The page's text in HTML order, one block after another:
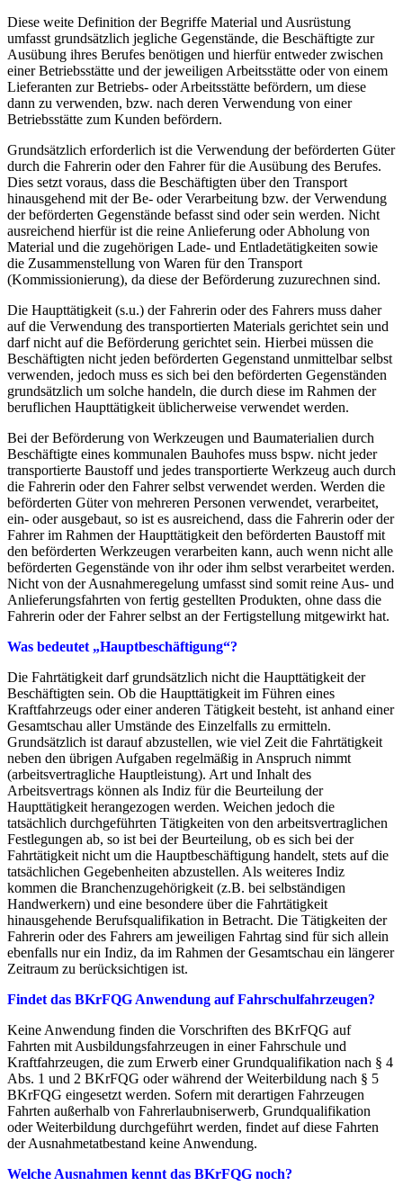
Diese weite Definition der Begriffe Material und Ausrüstung
umfasst grundsätzlich jegliche Gegenstände, die Beschäftigte zur
Ausübung ihres Berufes benötigen und hierfür entweder zwischen
einer Betriebsstätte und der jeweiligen Arbeitsstätte oder von einem
Lieferanten zur Betriebs- oder Arbeitsstätte befördern, um diese
dann zu verwenden, bzw. nach deren Verwendung von einer
Betriebsstätte zum Kunden befördern.
Grundsätzlich erforderlich ist die Verwendung der beförderten Güter
durch die Fahrerin oder den Fahrer für die Ausübung des Berufes.
Dies setzt voraus, dass die Beschäftigten über den Transport
hinausgehend mit der Be- oder Verarbeitung bzw. der Verwendung
der beförderten Gegenstände befasst sind oder sein werden. Nicht
ausreichend hierfür ist die reine Anlieferung oder Abholung von
Material und die zugehörigen Lade- und Entladetätigkeiten sowie
die Zusammenstellung von Waren für den Transport
(Kommissionierung), da diese der Beförderung zuzurechnen sind.
Die Haupttätigkeit (s.u.) der Fahrerin oder des Fahrers muss daher
auf die Verwendung des transportierten Materials gerichtet sein und
darf nicht auf die Beförderung gerichtet sein. Hierbei müssen die
Beschäftigten nicht jeden beförderten Gegenstand unmittelbar selbst
verwenden, jedoch muss es sich bei den beförderten Gegenständen
grundsätzlich um solche handeln, die durch diese im Rahmen der
beruflichen Haupttätigkeit üblicherweise verwendet werden.
Bei der Beförderung von Werkzeugen und Baumaterialien durch
Beschäftigte eines kommunalen Bauhofes muss bspw. nicht jeder
transportierte Baustoff und jedes transportierte Werkzeug auch durch
die Fahrerin oder den Fahrer selbst verwendet werden. Werden die
beförderten Güter von mehreren Personen verwendet, verarbeitet,
ein- oder ausgebaut, so ist es ausreichend, dass die Fahrerin oder der
Fahrer im Rahmen der Haupttätigkeit den beförderten Baustoff mit
den beförderten Werkzeugen verarbeiten kann, auch wenn nicht alle
beförderten Gegenstände von ihr oder ihm selbst verarbeitet werden.
Nicht von der Ausnahmeregelung umfasst sind somit reine Aus- und
Anlieferungsfahrten von fertig gestellten Produkten, ohne dass die
Fahrerin oder der Fahrer selbst an der Fertigstellung mitgewirkt hat.
Was bedeutet „Hauptbeschäftigung“?
Die Fahrtätigkeit darf grundsätzlich nicht die Haupttätigkeit der
Beschäftigten sein. Ob die Haupttätigkeit im Führen eines
Kraftfahrzeugs oder einer anderen Tätigkeit besteht, ist anhand einer
Gesamtschau aller Umstände des Einzelfalls zu ermitteln.
Grundsätzlich ist darauf abzustellen, wie viel Zeit die Fahrtätigkeit
neben den übrigen Aufgaben regelmäßig in Anspruch nimmt
(arbeitsvertragliche Hauptleistung). Art und Inhalt des
Arbeitsvertrags können als Indiz für die Beurteilung der
Haupttätigkeit herangezogen werden. Weichen jedoch die
tatsächlich durchgeführten Tätigkeiten von den arbeitsvertraglichen
Festlegungen ab, so ist bei der Beurteilung, ob es sich bei der
Fahrtätigkeit nicht um die Hauptbeschäftigung handelt, stets auf die
tatsächlichen Gegebenheiten abzustellen. Als weiteres Indiz
kommen die Branchenzugehörigkeit (z.B. bei selbständigen
Handwerkern) und eine besondere über die Fahrtätigkeit
hinausgehende Berufsqualifikation in Betracht. Die Tätigkeiten der
Fahrerin oder des Fahrers am jeweiligen Fahrtag sind für sich allein
ebenfalls nur ein Indiz, da im Rahmen der Gesamtschau ein längerer
Zeitraum zu berücksichtigen ist.
Findet das BKrFQG Anwendung auf Fahrschulfahrzeugen?
Keine Anwendung finden die Vorschriften des BKrFQG auf
Fahrten mit Ausbildungsfahrzeugen in einer Fahrschule und
Kraftfahrzeugen, die zum Erwerb einer Grundqualifikation nach § 4
Abs. 1 und 2 BKrFQG oder während der Weiterbildung nach § 5
BKrFQG eingesetzt werden. Sofern mit derartigen Fahrzeugen
Fahrten außerhalb von Fahrerlaubniserwerb, Grundqualifikation
oder Weiterbildung durchgeführt werden, findet auf diese Fahrten
der Ausnahmetatbestand keine Anwendung.
Welche Ausnahmen kennt das BKrFQG noch?